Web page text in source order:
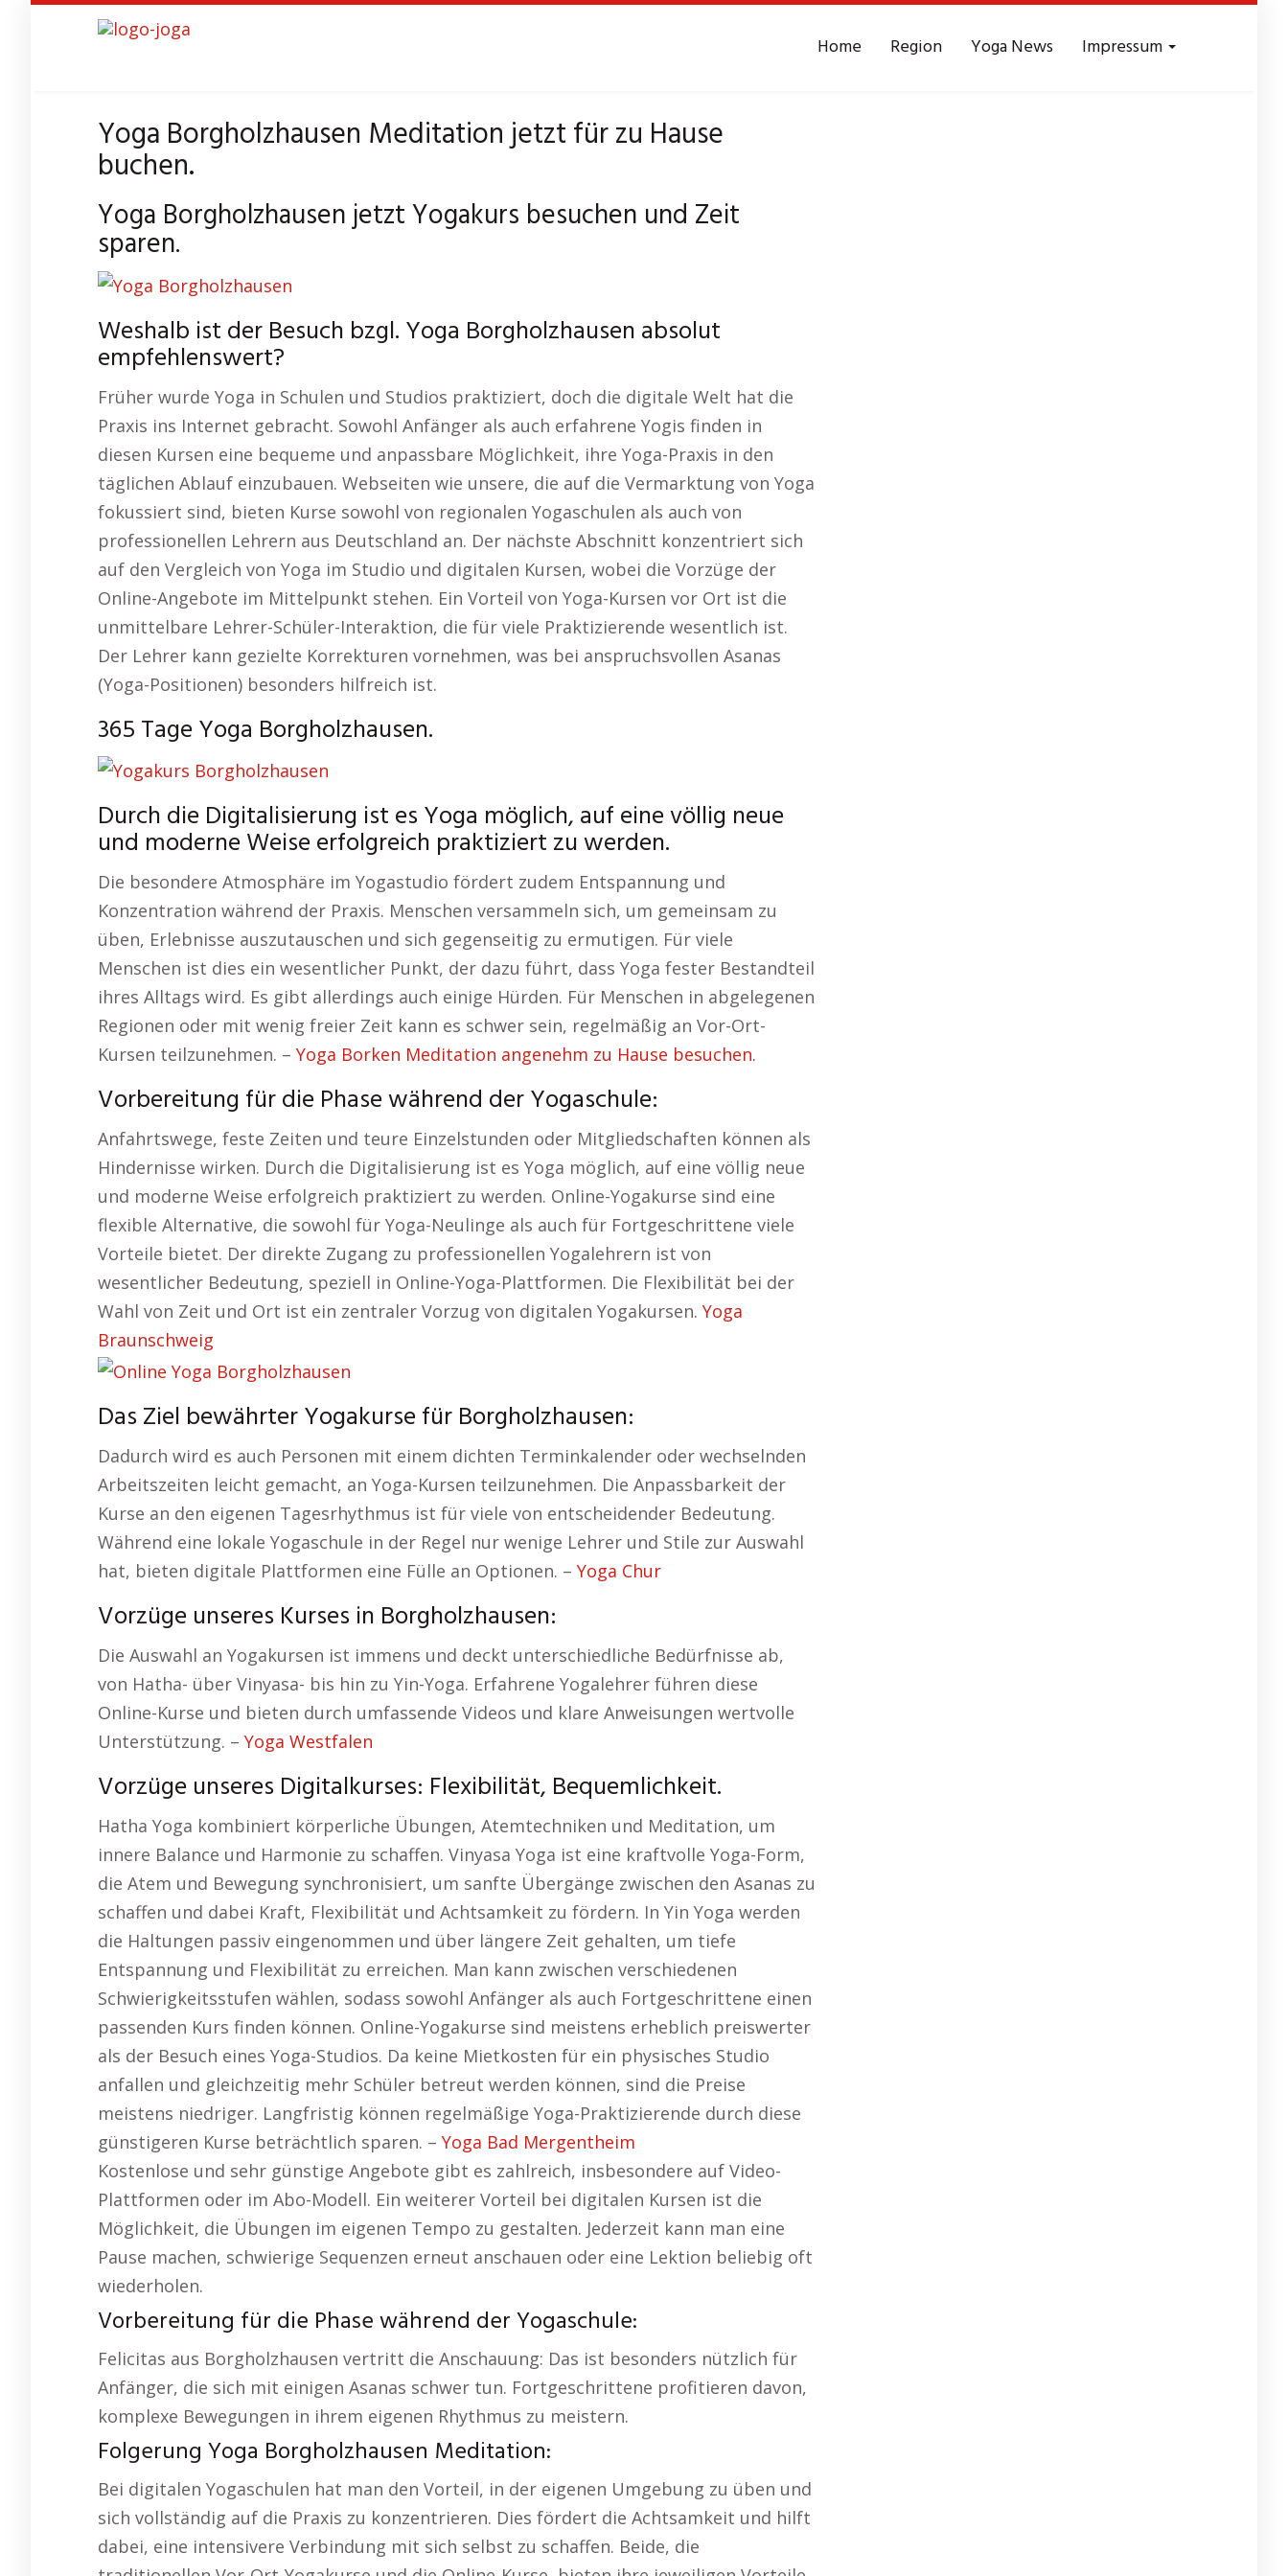
Home Region Yoga News Impressum
Yoga Borgholzhausen Meditation jetzt für zu Hause
buchen.
Yoga Borgholzhausen jetzt Yogakurs besuchen und Zeit
sparen.
Weshalb ist der Besuch bzgl. Yoga Borgholzhausen absolut
empfehlenswert?
Früher wurde Yoga in Schulen und Studios praktiziert, doch die digitale Welt hat die
Praxis ins Internet gebracht. Sowohl Anfänger als auch erfahrene Yogis finden in
diesen Kursen eine bequeme und anpassbare Möglichkeit, ihre Yoga-Praxis in den
täglichen Ablauf einzubauen. Webseiten wie unsere, die auf die Vermarktung von Yoga
fokussiert sind, bieten Kurse sowohl von regionalen Yogaschulen als auch von
professionellen Lehrern aus Deutschland an. Der nächste Abschnitt konzentriert sich
auf den Vergleich von Yoga im Studio und digitalen Kursen, wobei die Vorzüge der
Online-Angebote im Mittelpunkt stehen. Ein Vorteil von Yoga-Kursen vor Ort ist die
unmittelbare Lehrer-Schüler-Interaktion, die für viele Praktizierende wesentlich ist.
Der Lehrer kann gezielte Korrekturen vornehmen, was bei anspruchsvollen Asanas
(Yoga-Positionen) besonders hilfreich ist.
365 Tage Yoga Borgholzhausen.
Durch die Digitalisierung ist es Yoga möglich, auf eine völlig neue
und moderne Weise erfolgreich praktiziert zu werden.
Die besondere Atmosphäre im Yogastudio fördert zudem Entspannung und
Konzentration während der Praxis. Menschen versammeln sich, um gemeinsam zu
üben, Erlebnisse auszutauschen und sich gegenseitig zu ermutigen. Für viele
Menschen ist dies ein wesentlicher Punkt, der dazu führt, dass Yoga fester Bestandteil
ihres Alltags wird. Es gibt allerdings auch einige Hürden. Für Menschen in abgelegenen
Regionen oder mit wenig freier Zeit kann es schwer sein, regelmäßig an Vor-Ort-
Kursen teilzunehmen. – Yoga Borken Meditation angenehm zu Hause besuchen.
Vorbereitung für die Phase während der Yogaschule:
Anfahrtswege, feste Zeiten und teure Einzelstunden oder Mitgliedschaften können als
Hindernisse wirken. Durch die Digitalisierung ist es Yoga möglich, auf eine völlig neue
und moderne Weise erfolgreich praktiziert zu werden. Online-Yogakurse sind eine
flexible Alternative, die sowohl für Yoga-Neulinge als auch für Fortgeschrittene viele
Vorteile bietet. Der direkte Zugang zu professionellen Yogalehrern ist von
wesentlicher Bedeutung, speziell in Online-Yoga-Plattformen. Die Flexibilität bei der
Wahl von Zeit und Ort ist ein zentraler Vorzug von digitalen Yogakursen. Yoga
Braunschweig
Das Ziel bewährter Yogakurse für Borgholzhausen:
Dadurch wird es auch Personen mit einem dichten Terminkalender oder wechselnden
Arbeitszeiten leicht gemacht, an Yoga-Kursen teilzunehmen. Die Anpassbarkeit der
Kurse an den eigenen Tagesrhythmus ist für viele von entscheidender Bedeutung.
Während eine lokale Yogaschule in der Regel nur wenige Lehrer und Stile zur Auswahl
hat, bieten digitale Plattformen eine Fülle an Optionen. – Yoga Chur
Vorzüge unseres Kurses in Borgholzhausen:
Die Auswahl an Yogakursen ist immens und deckt unterschiedliche Bedürfnisse ab,
von Hatha- über Vinyasa- bis hin zu Yin-Yoga. Erfahrene Yogalehrer führen diese
Online-Kurse und bieten durch umfassende Videos und klare Anweisungen wertvolle
Unterstützung. – Yoga Westfalen
Vorzüge unseres Digitalkurses: Flexibilität, Bequemlichkeit.
Hatha Yoga kombiniert körperliche Übungen, Atemtechniken und Meditation, um
innere Balance und Harmonie zu schaffen. Vinyasa Yoga ist eine kraftvolle Yoga-Form,
die Atem und Bewegung synchronisiert, um sanfte Übergänge zwischen den Asanas zu
schaffen und dabei Kraft, Flexibilität und Achtsamkeit zu fördern. In Yin Yoga werden
die Haltungen passiv eingenommen und über längere Zeit gehalten, um tiefe
Entspannung und Flexibilität zu erreichen. Man kann zwischen verschiedenen
Schwierigkeitsstufen wählen, sodass sowohl Anfänger als auch Fortgeschrittene einen
passenden Kurs finden können. Online-Yogakurse sind meistens erheblich preiswerter
als der Besuch eines Yoga-Studios. Da keine Mietkosten für ein physisches Studio
anfallen und gleichzeitig mehr Schüler betreut werden können, sind die Preise
meistens niedriger. Langfristig können regelmäßige Yoga-Praktizierende durch diese
günstigeren Kurse beträchtlich sparen. – Yoga Bad Mergentheim
Kostenlose und sehr günstige Angebote gibt es zahlreich, insbesondere auf Video-
Plattformen oder im Abo-Modell. Ein weiterer Vorteil bei digitalen Kursen ist die
Möglichkeit, die Übungen im eigenen Tempo zu gestalten. Jederzeit kann man eine
Pause machen, schwierige Sequenzen erneut anschauen oder eine Lektion beliebig oft
wiederholen.
Vorbereitung für die Phase während der Yogaschule:
Felicitas aus Borgholzhausen vertritt die Anschauung: Das ist besonders nützlich für
Anfänger, die sich mit einigen Asanas schwer tun. Fortgeschrittene profitieren davon,
komplexe Bewegungen in ihrem eigenen Rhythmus zu meistern.
Folgerung Yoga Borgholzhausen Meditation:
Bei digitalen Yogaschulen hat man den Vorteil, in der eigenen Umgebung zu üben und
sich vollständig auf die Praxis zu konzentrieren. Dies fördert die Achtsamkeit und hilft
dabei, eine intensivere Verbindung mit sich selbst zu schaffen. Beide, die